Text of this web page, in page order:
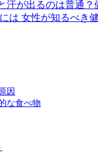
汗が出るのは普通
は 女性が知るべき
因
な食べ物